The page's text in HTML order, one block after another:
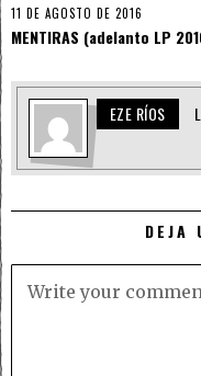
11 DE AGOSTO DE 2016
MENTIRAS (adelanto LP
EZE RÍOS
DEJA